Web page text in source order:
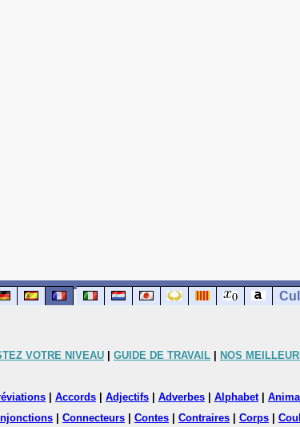
VOTRE NIVEAU GUIDE DE TRAVAIL NOS
Accords Adjectifs Adverbes Alphabet|
Connecteurs Contes Contraires Corps